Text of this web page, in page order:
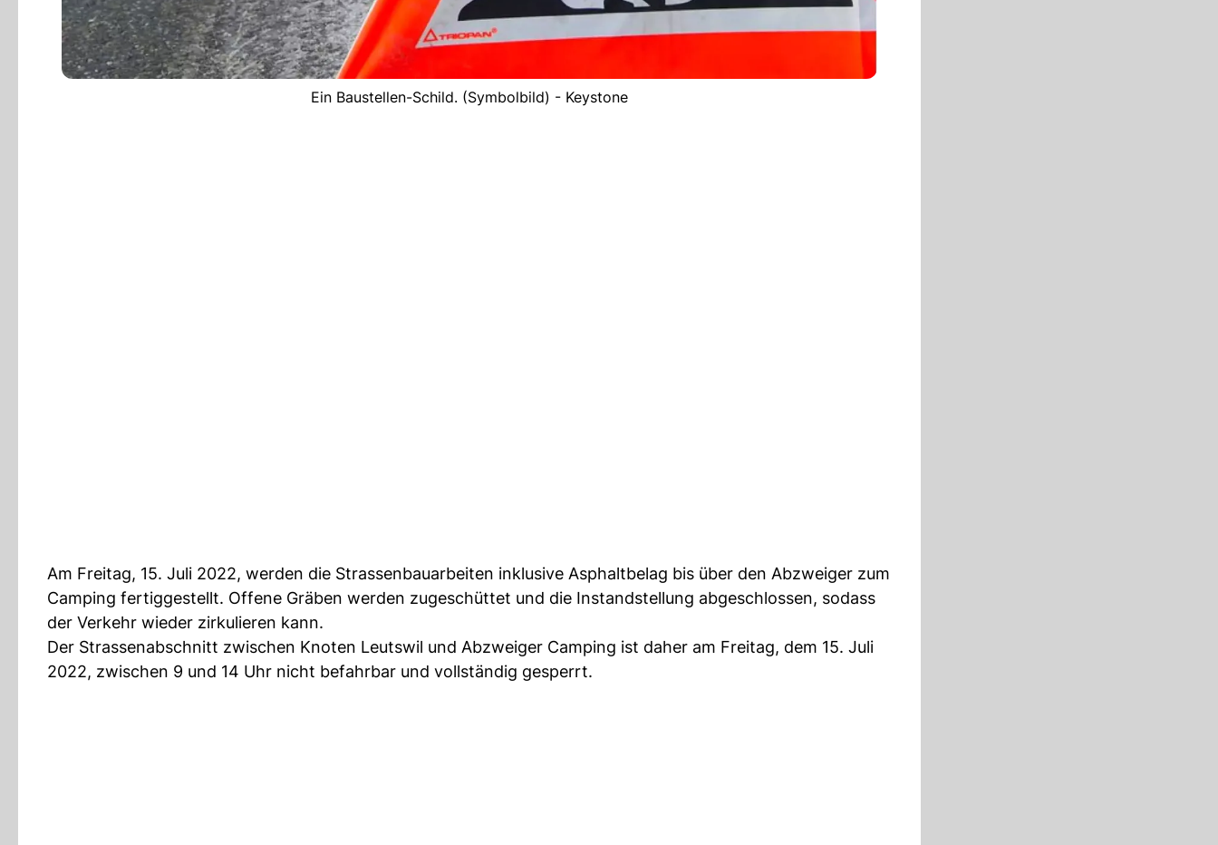
Ein Baustellen-Schild. (Symbolbild) - Keystone
Am Freitag, 15. Juli 2022, werden die Strassenbauarbeiten inklusive Asphaltbelag bis über den Abzweiger zum
Camping fertiggestellt. Offene Gräben werden zugeschüttet und die Instandstellung abgeschlossen, sodass
der Verkehr wieder zirkulieren kann.
Der Strassenabschnitt zwischen Knoten Leutswil und Abzweiger Camping ist daher am Freitag, dem 15. Juli
2022, zwischen 9 und 14 Uhr nicht befahrbar und vollständig gesperrt.